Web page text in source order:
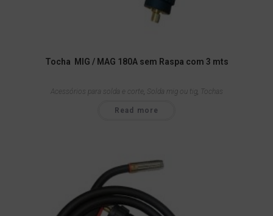
Tocha MIG / MAG 180A sem Raspa com 3 mts
Acessórios para solda e corte, Solda mig ou tig, Tochas
Read more